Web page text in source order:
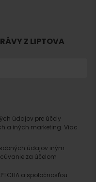
Z LIPTOVA
údajov pre účely
a iných marketing. Viac
údajov iným
za účelom
a spoločnosťou